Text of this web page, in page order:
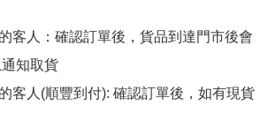
客人：確認訂單後，貨品到達門市後會
知取貨
客人(順豐到付): 確認訂單後，如有現貨